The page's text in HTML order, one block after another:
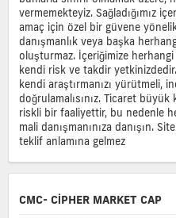
vermemekteyiz. Sağladığımız
amaç için özel bir güvene
danışmanlık veya başka
oluşturmaz. İçeriğimize
kendi risk ve takdir
kendi araştırmanızı yürütmeli,
doğrulamalısınız. Ticaret
riskli bir faaliyettir, bu nedenle
mali danışmanınıza danışın.
teklif anlamına gelmez
CMC- CIPHER MARKET CAP